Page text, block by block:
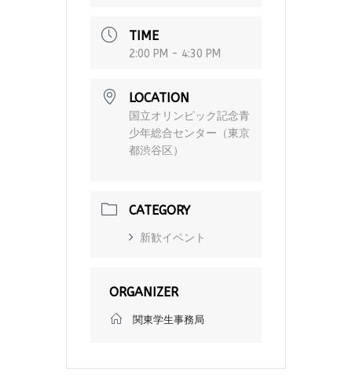
TIME
2:00 PM - 4:30 PM
LOCATION
国立オリンピック記念青
少年総合センター（東京
都渋谷区）
CATEGORY
新歓イベント
ORGANIZER
関東学生事務局